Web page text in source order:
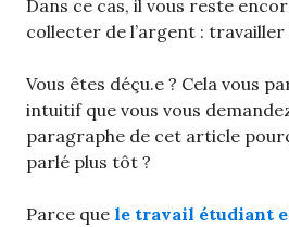
Dans ce cas, il vous reste
collecter de l’argent : travailler
Vous êtes déçu.e ? Cela vous
intuitif que vous vous
paragraphe de cet article
parlé plus tôt ?
Parce que le travail étudiant